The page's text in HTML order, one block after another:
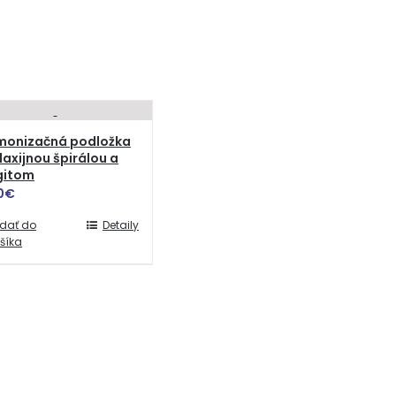
podložka
špirálou a
€
do
Detaily